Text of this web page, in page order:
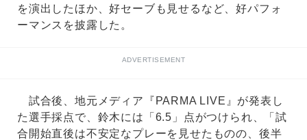
を演出したほか、好セーブも見せるなど、好パフォ
ーマンスを披露した。
ADVERTISEMENT
試合後、地元メディア『PARMA LIVE』が発表し
た選手採点で、鈴木には「6.5」点がつけられ、「試
合開始直後は不安定なプレーを見せたものの、後半